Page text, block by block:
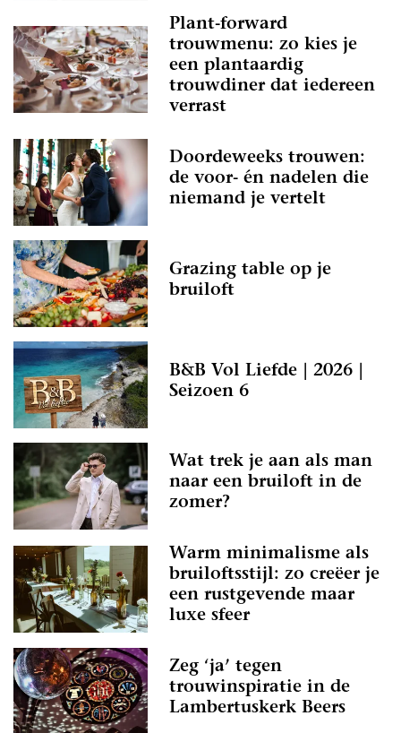
Plant-forward
trouwmenu: zo kies je
een plantaardig
trouwdiner dat iedereen
verrast
Doordeweeks trouwen:
de voor- én nadelen die
niemand je vertelt
Grazing table op je
bruiloft
B&B Vol Liefde | 2026 |
Seizoen 6
Wat trek je aan als man
naar een bruiloft in de
zomer?
Warm minimalisme als
bruiloftsstijl: zo creëer je
een rustgevende maar
luxe sfeer
Zeg ‘ja’ tegen
trouwinspiratie in de
Lambertuskerk Beers